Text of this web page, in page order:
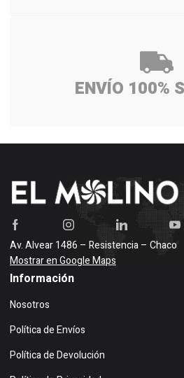
ENVÍO 100%
Av. Alvear 1486 – Resistencia – Chaco
Mostrar en Google Maps
Información
Nosotros
Política de Envíos
Política de Devolución